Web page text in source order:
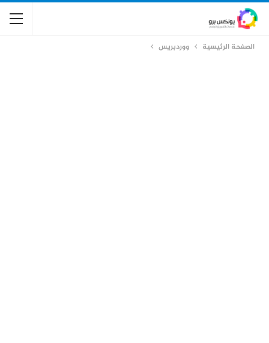
الصفحة الرئيسية ووردبريس